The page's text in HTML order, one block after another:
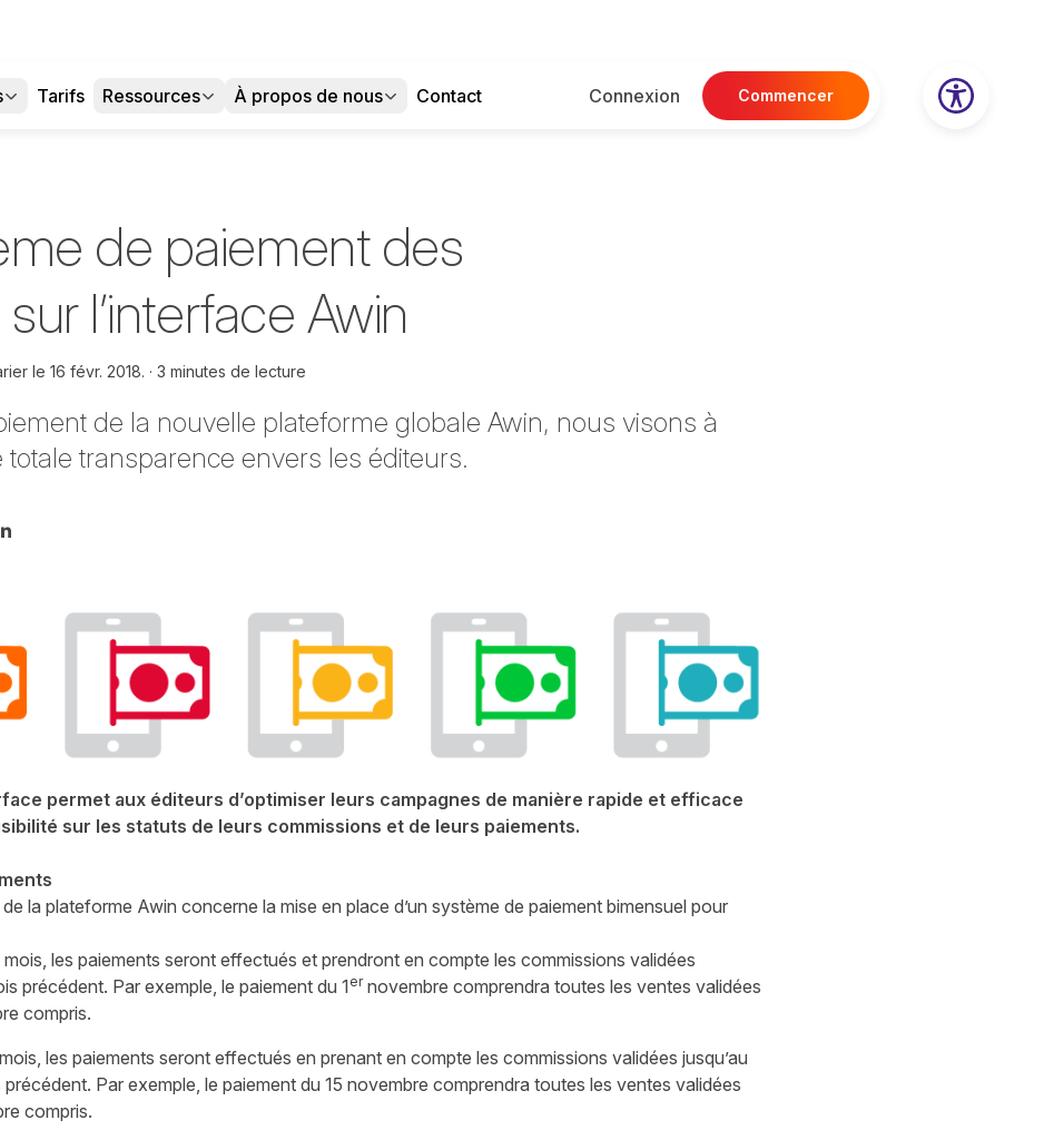
Tarifs Ressources À propos de nous Contact Connexion Commencer
de paiement des
l’interface Awin
le 16 févr. 2018. 3 minutes de lecture
de la nouvelle plateforme globale Awin, nous visons à
transparence envers les éditeurs.
Twitter
sur Facebook
Partager sur LinkedIn
permet aux éditeurs d’optimiser leurs campagnes de manière rapide et efficace
sur les statuts de leurs commissions et de leurs paiements.
la plateforme Awin concerne la mise en place d’un système de paiement bimensuel pour
mois, les paiements seront effectués et prendront en compte les commissions validées
précédent. Par exemple, le paiement du 1ernovembre comprendra toutes les ventes validées
compris.
les paiements seront effectués en prenant en compte les commissions validées jusqu’au
Par exemple, le paiement du 15 novembre comprendra toutes les ventes validées
compris.